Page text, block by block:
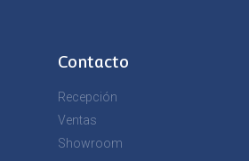
Contacto
Recepción
Ventas
Showroom